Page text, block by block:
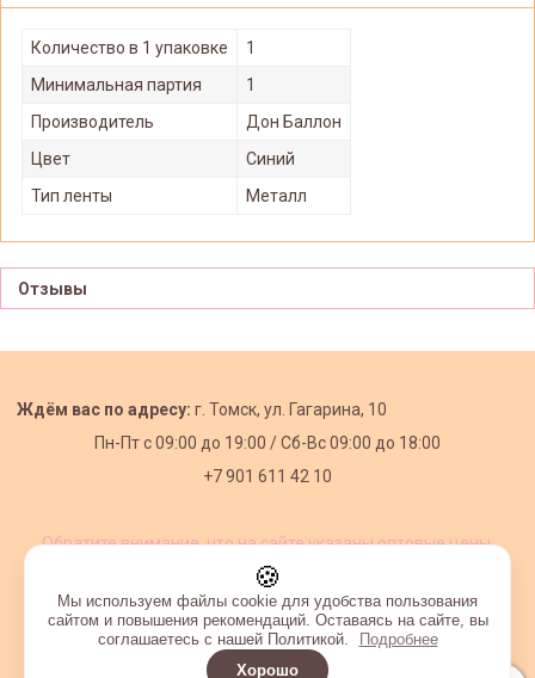
Количество в 1 упаковке
1
Минимальная партия
1
Производитель
Дон Баллон
Цвет
Синий
Тип ленты
Металл
Отзывы
Ждём вас по адресу: г. Томск, ул. Гагарина, 10
Пн-Пт с09:00 до 19:00 /Сб-Вс 09:00 до 18:00
+7 901 611 42 10
Обратите внимание, что на сайте указаны оптовые цены,
🍪
Мы используем файлы cookie для удобства пользования
сайтом и повышения рекомендаций. Оставаясь на сайте, вы
соглашаетесь с нашей Политикой.
Подробнее
Хорошо